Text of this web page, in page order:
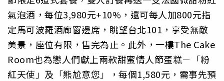
氣泡酒，每位3,980元+10%，還可每人加800元指
定馬可波羅酒廊窗邊席，眺望台北101，享受無敵
美景，座位有限，售完為止。此外，一樓The Cake
Room也為戀人們獻上兩款甜蜜情人節蛋糕－「粉
紅天使」及「熊尬意您」，每個1,580元，需事先預